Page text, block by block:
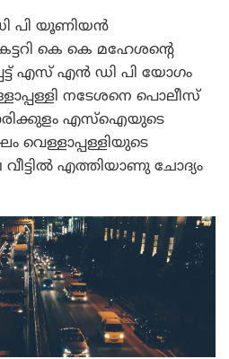
പി യൂണിയൻ
കെ കെ മഹേശന്റെ
എസ് എൻ ഡി പി യോഗം
നടേശനെ പൊലീസ്
എസ്ഐയുടെ
വെള്ളാപ്പള്ളിയുടെ
എത്തിയാണു ചോദ്യം